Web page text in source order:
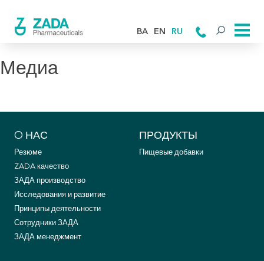
BA EN RU
Медиа
O НАС
Резюме
ZADA качество
ЗАДА производство
Исследования и развитие
Принципы деятельности
Сотрудники ЗАДА
ЗАДА менеджмент
ПРОДУКТЫ
Пищевые добавки